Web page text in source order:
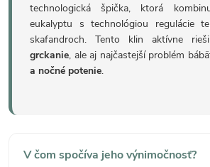
technologická špička, ktorá
eukalyptu s technológiou regulácie
skafandroch. Tento klin aktívne
grckanie, ale aj najčastejší problém
a nočné potenie.
V čom spočíva jeho výnimočnosť?